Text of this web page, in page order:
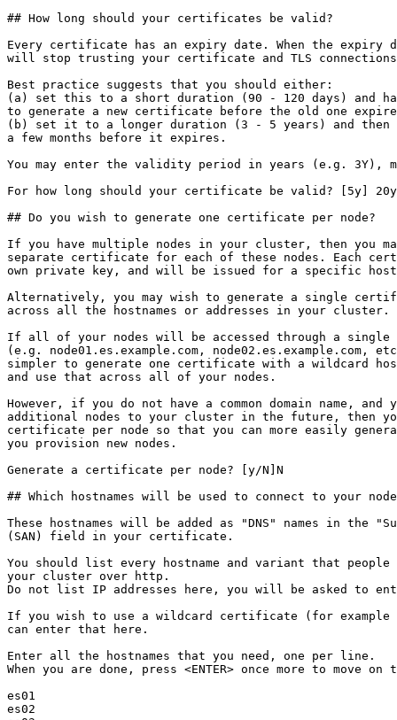
## How long should your certificates be valid?
Every certificate has an expiry date. When the expiry
will stop trusting your certificate and TLS
Best practice suggests that you should either:
(a) set this to a short duration (90 - 120 days) and
to generate a new certificate before the old one
(b) set it to a longer duration (3 - 5 years) and then
a few months before it expires.
You may enter the validity period in years (e.g. 3Y),
For how long should your certificate be valid? [5y] 20y
## Do you wish to generate one certificate per node?
If you have multiple nodes in your cluster, then you
separate certificate for each of these nodes. Each
own private key, and will be issued for a specific
Alternatively, you may wish to generate a single
across all the hostnames or addresses in your cluster.
If all of your nodes will be accessed through a single
(e.g. node01.es.example.com, node02.es.example.com,
simpler to generate one certificate with a wildcard
and use that across all of your nodes.
However, if you do not have a common domain name, and
additional nodes to your cluster in the future, then
certificate per node so that you can more easily
you provision new nodes.
Generate a certificate per node? [y/N]N
## Which hostnames will be used to connect to your
These hostnames will be added as "DNS" names in the
(SAN) field in your certificate.
You should list every hostname and variant that
your cluster over http.
Do not list IP addresses here, you will be asked to
If you wish to use a wildcard certificate (for example
can enter that here.
Enter all the hostnames that you need, one per line.
When you are done, press <ENTER> once more to move
es01
es02